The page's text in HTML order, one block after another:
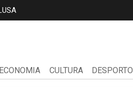
ECONOMIA CULTURA DESPORTO